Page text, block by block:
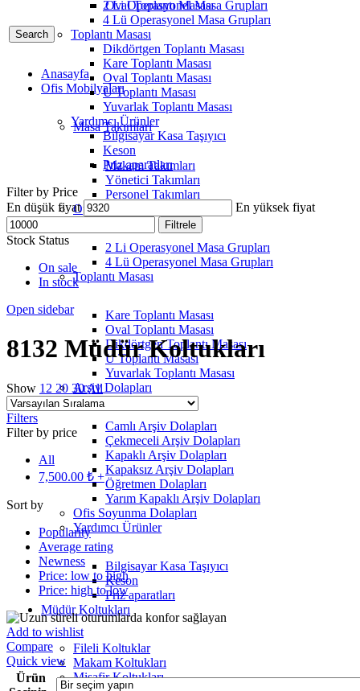
Oval Toplantı Masası
Search
Anasayfa
Ofis Mobilyaları
Masa Takımları
Makam Takımları
Yönetici Takımları
Personel Takımları
Operasyonel Masa Grupları
2 Li Operasyonel Masa Grupları
4 Lü Operasyonel Masa Grupları
Toplantı Masası
Kare Toplantı Masası
Oval Toplantı Masası
Dikdörtgen Toplantı Masası
U Toplantı Masası
Yuvarlak Toplantı Masası
Arşiv Dolapları
Camlı Arşiv Dolapları
Çekmeceli Arşiv Dolapları
Kapaklı Arşiv Dolapları
Kapaksız Arşiv Dolapları
Öğretmen Dolapları
Yarım Kapaklı Arşiv Dolapları
Ofis Soyunma Dolapları
Yardımcı Ürünler
Bilgisayar Kasa Taşıyıcı
Keson
Priz aparatları
Müdür Koltukları
Fileli Koltuklar
Makam Koltukları
Misafir Koltukları
2 Li Operasyonel Masa Grupları
4 Lü Operasyonel Masa Grupları
Toplantı Masası
Dikdörtgen Toplantı Masası
Kare Toplantı Masası
Oval Toplantı Masası
U Toplantı Masası
Yuvarlak Toplantı Masası
Yardımcı Ürünler
Bilgisayar Kasa Taşıyıcı
Keson
Priz aparatları
Filter by Price
En düşük fiyat
En yüksek fiyat
Filtrele
Stock Status
On sale
In stock
Open sidebar
8132 Müdür Koltukları
Show 12 20 30All
Filters
Filter by price
All
7,500.00 ₺+
Sort by
Popularity
Average rating
Newness
Price: low to high
Price: high to low
Add to wishlist
Compare
Quick view
Ürün